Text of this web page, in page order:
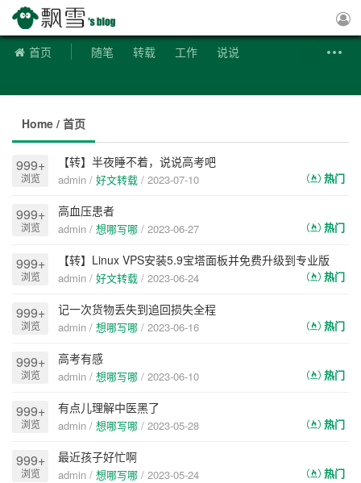
首页 随笔 转载 工作 说说
Home / 首页
999+
浏览
【转】半夜睡不着，说说高考吧
热门
admin / 好文转载 / 2023-07-10
999+
浏览
高血压患者
热门
admin / 想哪写哪 / 2023-06-27
999+
浏览
【转】Linux VPS安装5.9宝塔面板并免费升级到专业版
热门
admin / 好文转载 / 2023-06-24
999+
浏览
记一次货物丢失到追回损失全程
热门
admin / 想哪写哪 / 2023-06-16
999+
浏览
高考有感
热门
admin / 想哪写哪 / 2023-06-10
999+
浏览
有点儿理解中医黑了
热门
admin / 想哪写哪 / 2023-05-28
999+
浏览
最近孩子好忙啊
热门
admin / 想哪写哪 / 2023-05-24